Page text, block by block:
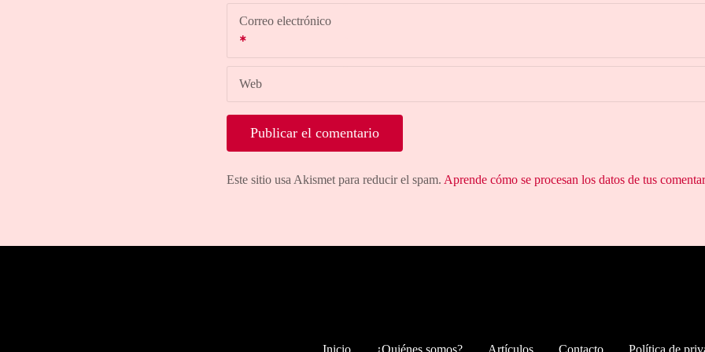
Correo electrónico
Web
Este sitio usa Akismet para reducir el spam. Aprende cómo se procesan los datos de tus
Inicio ¿Quiénes somos? Artículos Contacto Política de